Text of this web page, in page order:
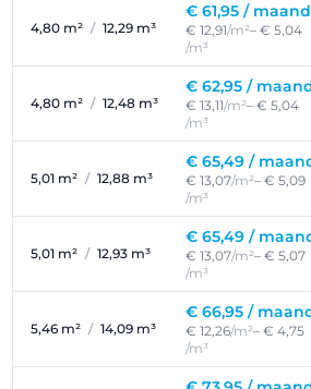
4,80 m² / 12,29 m³
€ 61,95 / maand
€ 12,91/m²– € 5,04
/m³
4,80 m² / 12,48 m³
€ 62,95 /
€ 13,11/m²– € 5,04
/m³
5,01 m² / 12,88 m³
€ 65,49 /
€ 13,07/m²– € 5,09
/m³
5,01 m² / 12,93 m³
€ 65,49 /
€ 13,07/m²– € 5,07
/m³
5,46 m² / 14,09 m³
€ 66,95 /
€ 12,26/m²– € 4,75
/m³